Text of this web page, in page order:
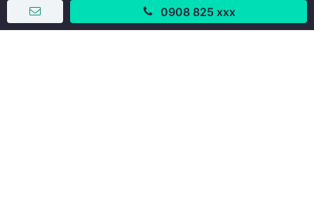
0908 825 xxx
Giấy phép số: 429/GP-BTTTT do Bộ TTTT cấp ngày
11/10/2019